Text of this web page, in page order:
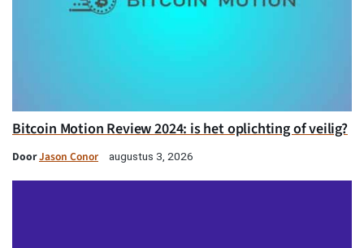
Bitcoin Motion Review 2024: is het oplichting of veilig?
DoorJason Conor augustus 3, 2026